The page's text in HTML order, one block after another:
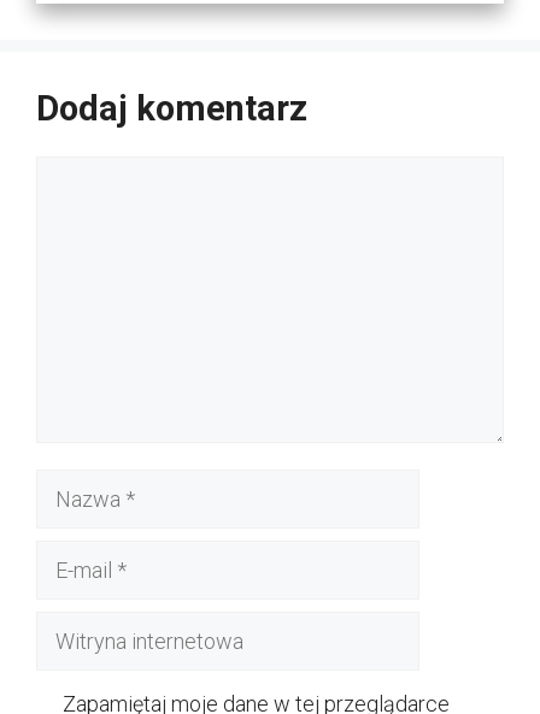
Dodaj komentarz
Nazwa
Witryna
Zapamiętaj moje dane w tej przeglądarce